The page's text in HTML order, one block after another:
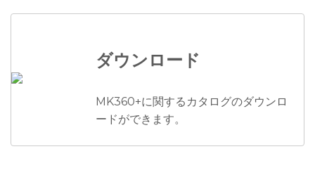
ダウンロード
MK360+に関するカタログのダウンロ
ードができます。